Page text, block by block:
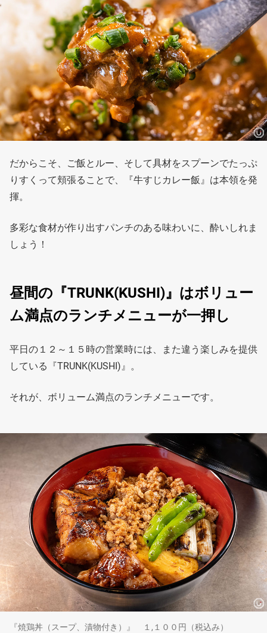
だからこそ、ご飯とルー、そして具材をスプーンでたっぷ
りすくって頬張ることで、『牛すじカレー飯』は本領を発
揮。
多彩な食材が作り出すパンチのある味わいに、酔いしれま
しょう！
昼間の『TRUNK(KUSHI)』はボリュー
ム満点のランチメニューが一押し
平日の１２～１５時の営業時には、また違う楽しみを提供
している『TRUNK(KUSHI)』。
それが、ボリューム満点のランチメニューです。
『焼鶏丼（スープ、漬物付き）』 １,１００円（税込み）